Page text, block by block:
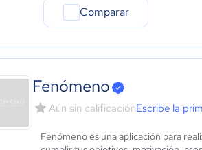
Comparar
Fenómeno
Aún sin calificaciónEscribe la
Fenómeno es una aplicación para